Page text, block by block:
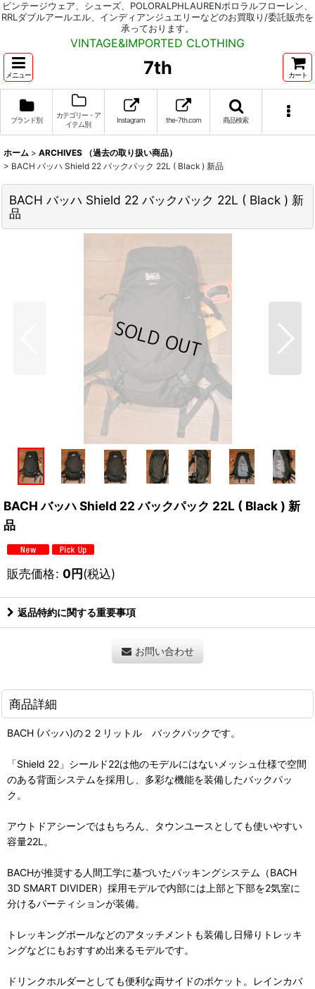
ビンテージウェア、シューズ、POLORALPHLAURENポロラルフローレン、
RRLダブルアールエル、インディアンジュエリーなどのお買取り/委託販売を
承っております。
VINTAGE&IMPORTED CLOTHING
メニュー 7th カート
ブランド別
カテゴリー・ア
イテム別
Instagram the-7th.com 商品検索
ホーム > ARCHIVES （過去の取り扱い商品）
> BACH バッハ Shield 22 バックパック 22L ( Black ) 新品
BACH バッハ Shield 22 バックパック 22L ( Black ) 新
品
BACH バッハ Shield 22 バックパック 22L ( Black ) 新
品
販売価格: 0円(税込)
返品特約に関する重要事項
お問い合わせ
商品詳細
BACH (バッハ)の２２リットル バックパックです。
「Shield 22」シールド22は他のモデルにはないメッシュ仕様で空間
のある背面システムを採用し、多彩な機能を装備したバックパッ
ク。
アウトドアシーンではもちろん、タウンユースとしても使いやすい
容量22L。
BACHが推奨する人間工学に基づいたパッキングシステム（BACH
3D SMART DIVIDER）採用モデルで内部には上部と下部を2気室に
分けるパーティションが装備。
トレッキングポールなどのアタッチメントも装備し日帰りトレッキ
ングなどにもおすすめ出来るモデルです。
ドリンクホルダーとしても便利な両サイドのポケット。レインカバ